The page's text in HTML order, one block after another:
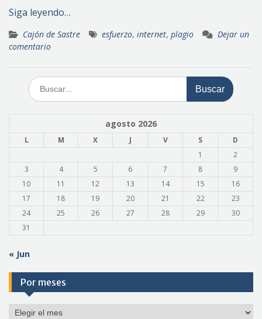
Siga leyendo…
Cajón de Sastre esfuerzo, internet, plagio
Dejar un
comentario
Buscar:
agosto 2026
L M X J V S
D
1
2
3
4 5 6 7 8
9
10
11 12 13 14 15
16
17
18 19 20 21 22
23
24
25 26 27 28 29
30
31
« Jun
Por meses
Por